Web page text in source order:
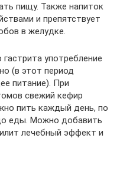
пищу. Также напиток
и препятствует
в желудке.
употребление
(в этот период
питание). При
свежий кефир
пить каждый день, по
еды. Можно добавить
лечебный эффект и